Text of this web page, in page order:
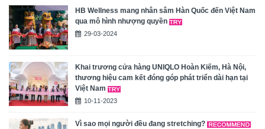
HB Wellness mang nhân sâm Hàn Quốc đến Việt Nam
qua mô hình nhượng quyền
29-03-2024
Khai trương cửa hàng UNIQLO Hoàn Kiếm, Hà Nội,
thương hiệu cam kết đóng góp phát triển dài hạn tại
Việt Nam
10-11-2023
Vì sao mọi người đều đang stretching?